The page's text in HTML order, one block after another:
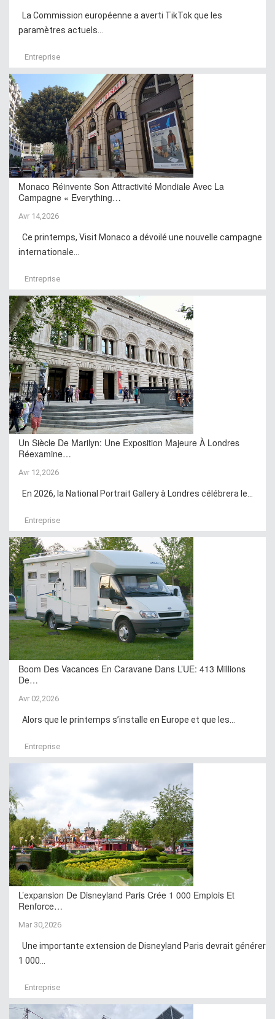
La Commission européenne a averti TikTok que les
paramètres actuels...
Entreprise
Monaco Réinvente Son Attractivité Mondiale Avec La
Campagne « Everything…
Avr 14,2026
Ce printemps, Visit Monaco a dévoilé une nouvelle campagne
internationale...
Entreprise
Un Siècle De Marilyn: Une Exposition Majeure À Londres
Réexamine…
Avr 12,2026
En 2026, la National Portrait Gallery à Londres célébrera le...
Entreprise
Boom Des Vacances En Caravane Dans L’UE: 413 Millions
De…
Avr 02,2026
Alors que le printemps s’installe en Europe et que les...
Entreprise
L’expansion De Disneyland Paris Crée 1 000 Emplois Et
Renforce…
Mar 30,2026
Une importante extension de Disneyland Paris devrait générer
1 000...
Entreprise